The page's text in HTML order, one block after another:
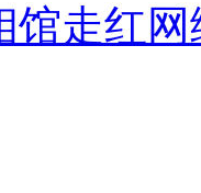
馆走红网